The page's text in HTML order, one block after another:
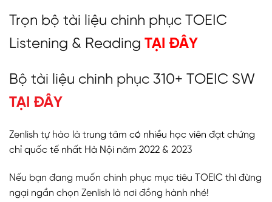
Trọn bộ tài liệu chinh phục TOEIC
Listening & Reading TẠI ĐÂY
Bộ tài liệu chinh phục 310+ TOEIC SW
TẠI ĐÂY
Zenlish tự hào là trung tâm có nhiều học viên đạt chứng
chỉ quốc tế nhất Hà Nội năm 2022 & 2023
Nếu bạn đang muốn chinh phục mục tiêu TOEIC thì đừng
ngại ngần chọn Zenlish là nơi đồng hành nhé!